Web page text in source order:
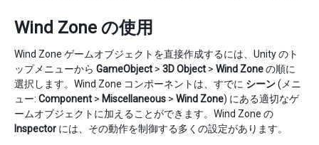
Wind Zone の使用
Wind Zone ゲームオブジェクトを直接作成するには、Unity のト
ップメニューから GameObject > 3D Object > Wind Zoneの順に
選択します。Wind Zone コンポーネントは、すでに シーン(メニ
ュー: Component > Miscellaneous > Wind Zone) にある適切なゲ
ームオブジェクトに加えることができます。Wind Zone の
Inspector には、その動作を制御する多くの設定があります。